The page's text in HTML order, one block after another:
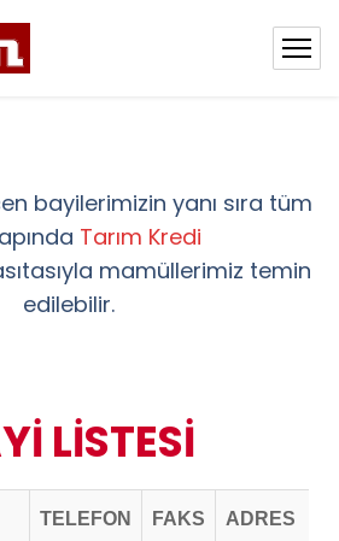
bayilerimizin yanı sıra tüm
Tarım Kredi
mamüllerimiz temin
edilebilir.
LİSTESİ
TELEFON FAKS ADRES